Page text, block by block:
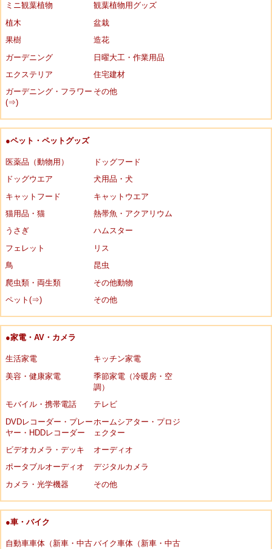
ミニ観葉植物
観葉植物用グッズ
植木
盆栽
果樹
造花
ガーデニング
日曜大工・作業用品
エクステリア
住宅建材
ガーデニング・フラワー
(⇒)
その他
●ペット・ペットグッズ
医薬品（動物用）
ドッグフード
ドッグウエア
犬用品・犬
キャットフード
キャットウエア
猫用品・猫
熱帯魚・アクアリウム
うさぎ
ハムスター
フェレット
リス
鳥
昆虫
爬虫類・両生類
その他動物
ペット(⇒)
その他
●家電・AV・カメラ
生活家電
キッチン家電
美容・健康家電
季節家電（冷暖房・空
調）
モバイル・携帯電話
テレビ
DVDレコーダー・プレー
ヤー・HDDレコーダー
ホームシアター・プロジ
ェクター
ビデオカメラ・デッキ
オーディオ
ポータブルオーディオ
デジタルカメラ
カメラ・光学機器
その他
●車・バイク
自動車車体（新車・中古バイク車体（新車・中古